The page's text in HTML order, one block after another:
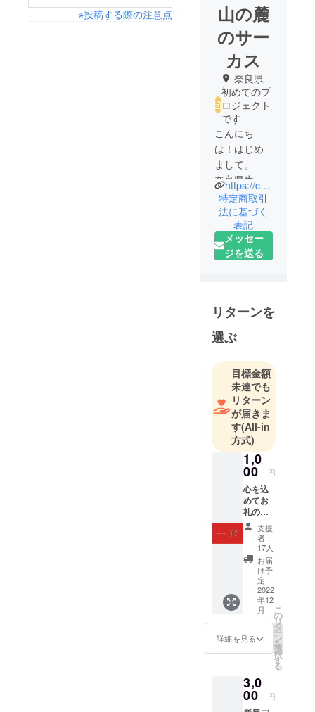
※投稿する際の注意点
山の麓
のサー
カス
奈良県
初めてのプ
ロジェクト
です
こんにち
は！はじめ
まして。
奈良県生駒
市でイベン
ト活動を行
なっており
ます山の麓
のサーカス
わず、様々
な人が自分
らしく、自
を使い楽し
いことを
世の中に仕
掛けていこ
う！と活動
しておりま
声の大きい
人の発言は
目立ちます
が、人前で
話すことが
苦手な人も
とんでもな
く面白いア
イデアを
持っていた
りしますよ
ね。私たち
学反応に
よって新し
https://codomoney.wixsite.com/yamacircus
特定商取引
法に基づく
表記
メッセー
ジを送る
リターンを
選ぶ
目標金額
未達でも
リターン
が届きま
す(All-in
方式)
1,0
00 円
心を込
めてお
礼の
メール
を送ら
せてい
ただき
ます！
当日の
様子も
掲載し
ます。
支援
者：
17人
お届
け予
定：
2022
年12
月
詳細を見る
こ
の
リ
タ
ー
ン
を
選
択
す
る
3,0
00 円